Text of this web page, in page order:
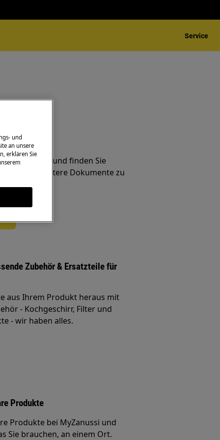
Service
Probleme und finden Sie
und weitere Dokumente zu
Zubehör & Ersatzteile für
aus Ihrem Produkt heraus mit
- Kochgeschirr, Filter und
- wir haben alles.
Produkte
Produkte bei MyZanussi und
Sie brauchen, an einem Ort.
und
an unsere
erklären Sie